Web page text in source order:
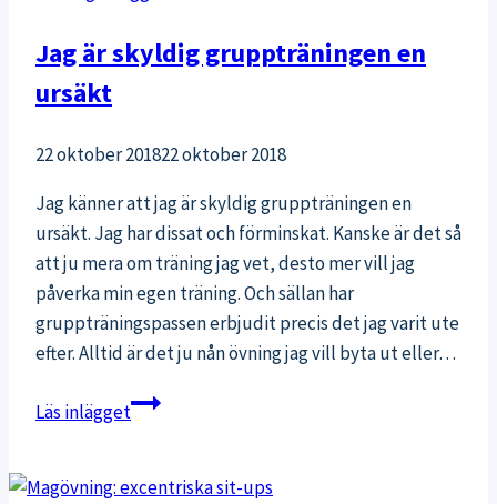
Jag är skyldig gruppträningen en
ursäkt
22 oktober 201822 oktober 2018
Jag känner att jag är skyldig gruppträningen en
ursäkt. Jag har dissat och förminskat. Kanske är det så
att ju mera om träning jag vet, desto mer vill jag
påverka min egen träning. Och sällan har
gruppträningspassen erbjudit precis det jag varit ute
efter. Alltid är det ju nån övning jag vill byta ut eller…
Läs inläggetJag
gruppträningen